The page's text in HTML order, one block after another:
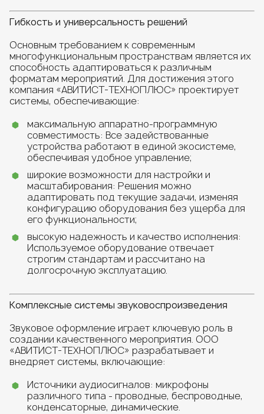
Гибкость и универсальность решений
Основным требованием к современным
многофункциональным пространствам является их
способность адаптироваться к различным
форматам мероприятий. Для достижения этого
компания «АВИТИСТ-ТЕХНОПЛЮС» проектирует
системы, обеспечивающие:
максимальную аппаратно-программную
совместимость: Все задействованные
устройства работают в единой экосистеме,
обеспечивая удобное управление;
широкие возможности для настройки и
масштабирования: Решения можно
адаптировать под текущие задачи, изменяя
конфигурацию оборудования без ущерба для
его функциональности;
высокую надежность и качество исполнения:
Используемое оборудование отвечает
строгим стандартам и рассчитано на
долгосрочную эксплуатацию.
Комплексные системы звуковоспроизведения
Звуковое оформление играет ключевую роль в
создании качественного мероприятия. ООО
«АВИТИСТ-ТЕХНОПЛЮС» разрабатывает и
внедряет системы, включающие:
Источники аудиосигналов: микрофоны
различного типа - проводные, беспроводные,
конденсаторные, динамические.